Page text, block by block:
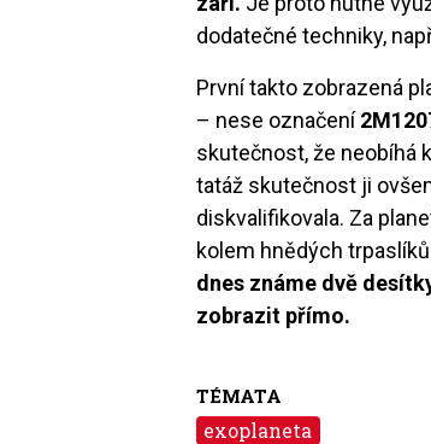
dodatečné techniky,
První takto zobrazená
– nese označení
skutečnost, že neobíhá
tatáž skutečnost ji
diskvalifikovala. Za
kolem hnědých
dnes známe dvě
zobrazit přímo.
TÉMATA
exoplaneta